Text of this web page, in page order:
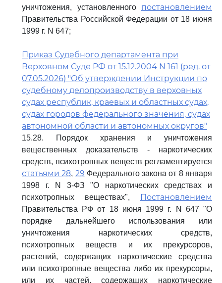
уничтожения, установленного постановлением
Правительства Российской Федерации от 18 июня
1999 г. N 647;
Приказ Судебного департамента при
Верховном Суде РФ от 15.12.2004 N 161 (ред. от
07.05.2026) "Об утверждении Инструкции по
судебному делопроизводству в верховных
судах республик, краевых и областных судах,
судах городов федерального значения, судах
автономной области и автономных округов"
15.28. Порядок хранения и уничтожения
вещественных доказательств - наркотических
средств, психотропных веществ регламентируется
статьями 28, 29 Федерального закона от 8 января
1998 г. N 3-ФЗ "О наркотических средствах и
психотропных веществах",
Постановлением
Правительства РФ от 18 июня 1999 г. N 647 "О
порядке дальнейшего использования или
уничтожения наркотических средств,
психотропных веществ и их прекурсоров,
растений, содержащих наркотические средства
или психотропные вещества либо их прекурсоры,
или их частей, содержащих наркотические